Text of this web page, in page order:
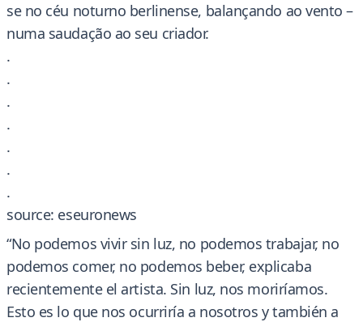
se no céu noturno berlinense, balançando ao vento –
numa saudação ao seu criador.
.
.
.
.
.
.
.
source: eseuronews
“No podemos vivir sin luz, no podemos trabajar, no
podemos comer, no podemos beber, explicaba
recientemente el artista. Sin luz, nos moriríamos.
Esto es lo que nos ocurriría a nosotros y también a